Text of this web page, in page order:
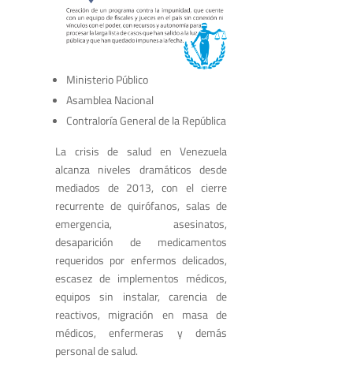
Ministerio Público
Asamblea Nacional
Contraloría General de la República
La crisis de salud en Venezuela
alcanza niveles dramáticos desde
mediados de 2013, con el cierre
recurrente de quirófanos, salas de
emergencia, asesinatos,
desaparición de medicamentos
requeridos por enfermos delicados,
escasez de implementos médicos,
equipos sin instalar, carencia de
reactivos, migración en masa de
médicos, enfermeras y demás
personal de salud.